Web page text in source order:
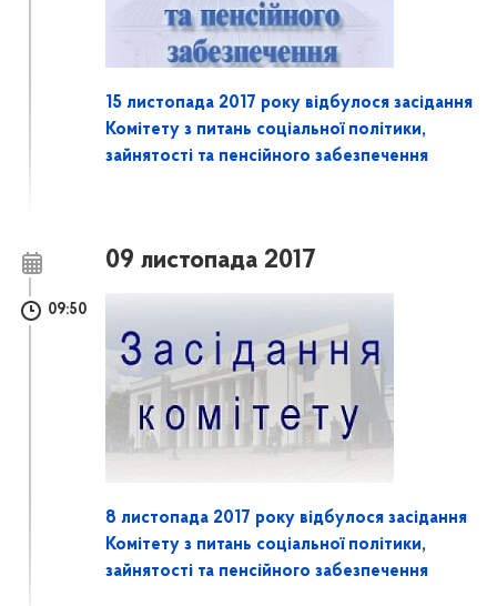
15 листопада 2017 року відбулося засідання
Комітету з питань соціальної політики,
зайнятості та пенсійного забезпечення
09 листопада 2017
09:50
8 листопада 2017 року відбулося засідання
Комітету з питань соціальної політики,
зайнятості та пенсійного забезпечення